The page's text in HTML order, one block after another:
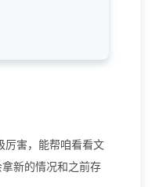
害，能帮咱看看文
新的情况和之前存